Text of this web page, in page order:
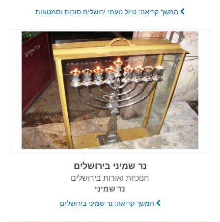
המשך קריאה: טיול טעמי ירושלים סוכות וסמטאות
נר שמיני בירושלים
חנוכיות ואורות בירושלים
נר שמיני
המשך קריאה: נר שמיני בירושלים